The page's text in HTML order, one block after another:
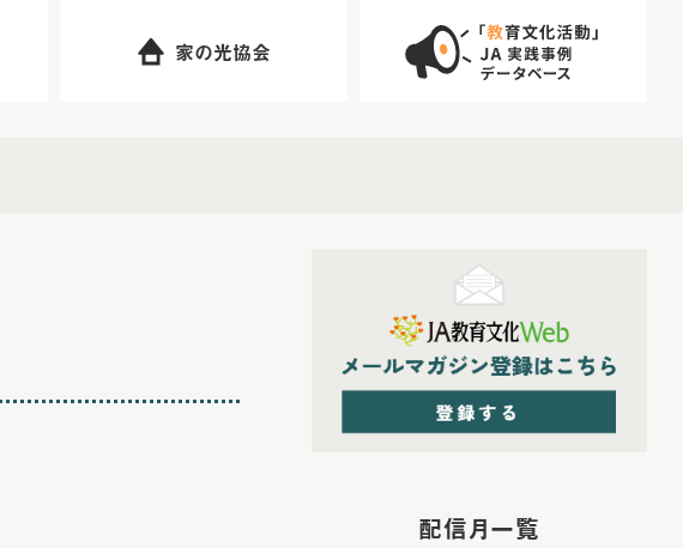
家の光協会
配信月一覧